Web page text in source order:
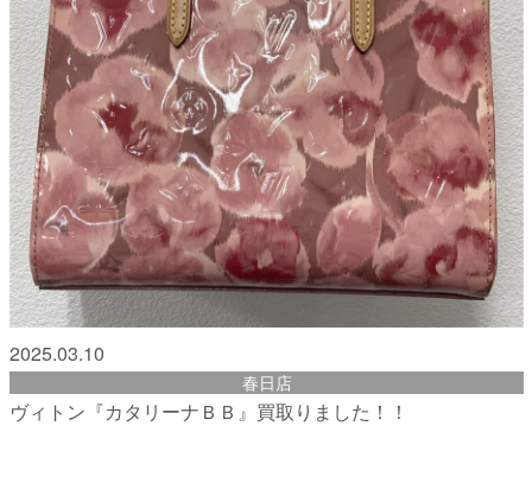
2025.03.10
春日店
ヴィトン『カタリーナＢＢ』買取りました！！